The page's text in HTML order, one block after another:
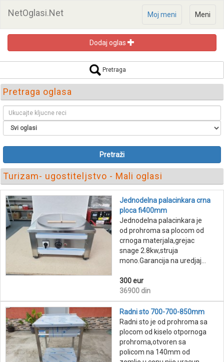
NetOglasi.Net Meni
Moj meni
Dodaj oglas
Pretraga
Pretraga oglasa
Pretraži
Turizam- ugostiteljstvo - Mali oglasi
Jednodelna palacinkara crna
ploca fi400mm
Jednodelna palacinkara je
od prohroma sa plocom od
crnoga materjala,grejac
snage 2.8kw,struja
mono.Garancija na uredjaj...
300 eur
36900 din
Radni sto 700-700-850mm
Radni sto je od prohroma sa
plocom od kiselo otpornoga
prohroma,otvoren sa
policom na 140mm od